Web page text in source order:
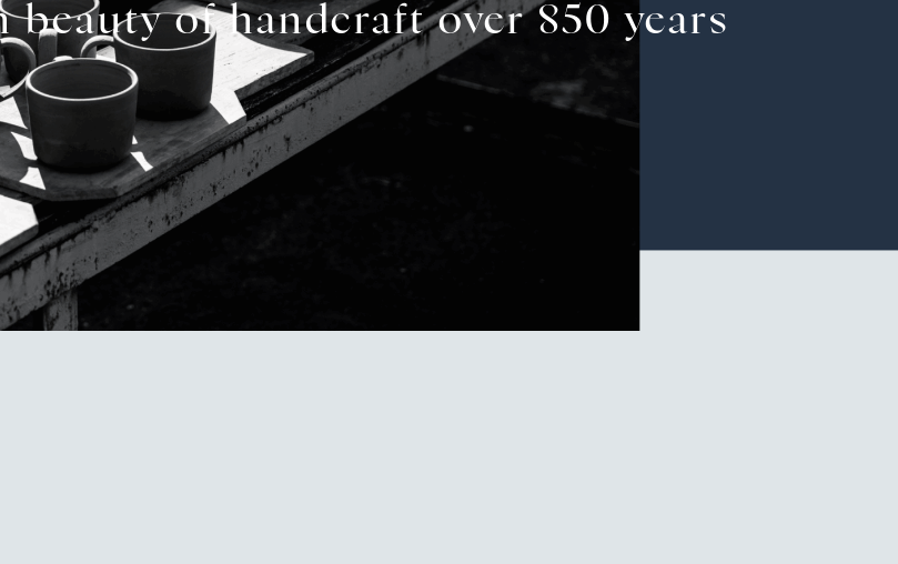
丹波的文化觀光
陶之鄉設施指南
kamanjyo設施指南
beauty of handcraft over 850 years